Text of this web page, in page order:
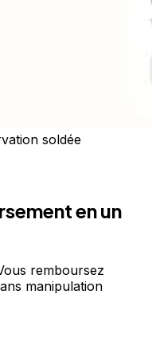
soldée
en un
remboursez
manipulation